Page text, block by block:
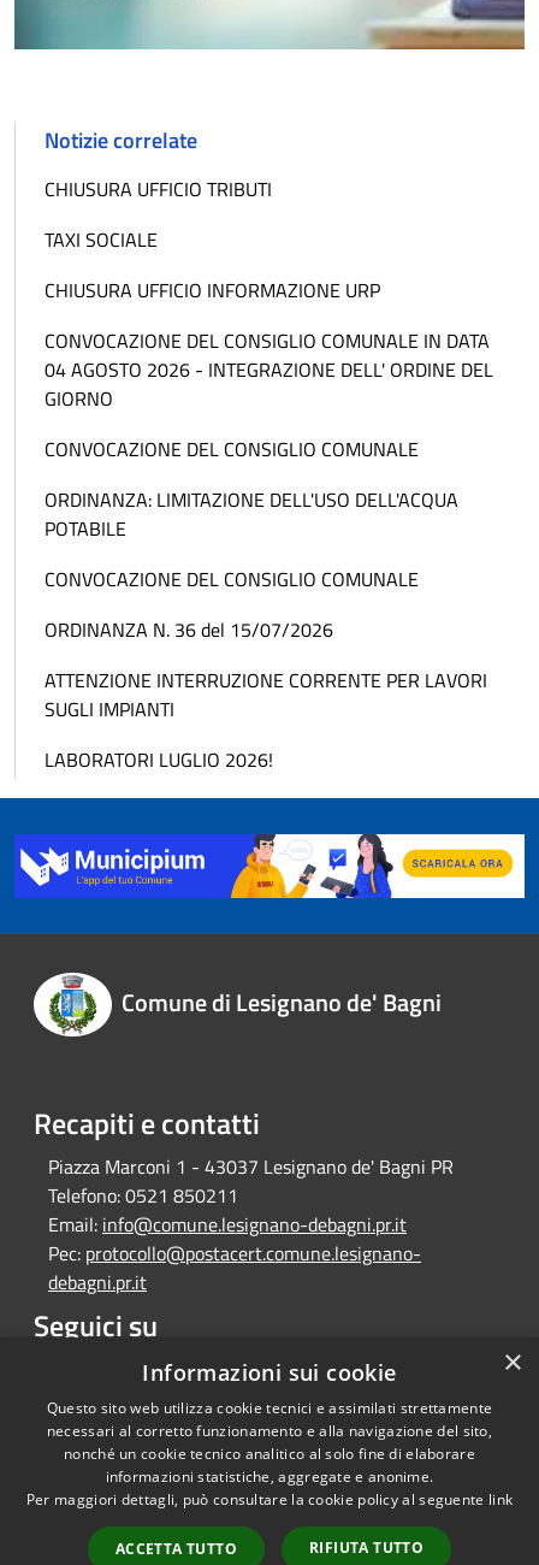
Notizie correlate
CHIUSURA UFFICIO TRIBUTI
TAXI SOCIALE
CHIUSURA UFFICIO INFORMAZIONE URP
CONVOCAZIONE DEL CONSIGLIO COMUNALE IN DATA
04 AGOSTO 2026 - INTEGRAZIONE DELL' ORDINE DEL
GIORNO
CONVOCAZIONE DEL CONSIGLIO COMUNALE
ORDINANZA: LIMITAZIONE DELL'USO DELL'ACQUA
POTABILE
CONVOCAZIONE DEL CONSIGLIO COMUNALE
ORDINANZA N. 36 del 15/07/2026
ATTENZIONE INTERRUZIONE CORRENTE PER LAVORI
SUGLI IMPIANTI
LABORATORI LUGLIO 2026!
Comune di Lesignano de' Bagni
Recapiti e contatti
Piazza Marconi 1 - 43037 Lesignano de' Bagni PR
Telefono:0521 850211
Email: info@comune.lesignano-debagni.pr.it
Pec: protocollo@postacert.comune.lesignano-
debagni.pr.it
Seguici su
Facebook
Accessibilità
Copyright © 2026 • Comune di
Lesignano de' Bagni • Powered
byMunicipium
Accesso
×
Informazioni sui cookie
Questo sito web utilizza cookie tecnici e assimilati strettamente
necessari al corretto funzionamento e alla navigazione del sito,
nonché un cookie tecnico analitico al solo fine di elaborare
informazioni statistiche, aggregate e anonime.
Per maggiori dettagli, può consultare la cookie policy al seguente link
ACCETTA TUTTO RIFIUTA TUTTO